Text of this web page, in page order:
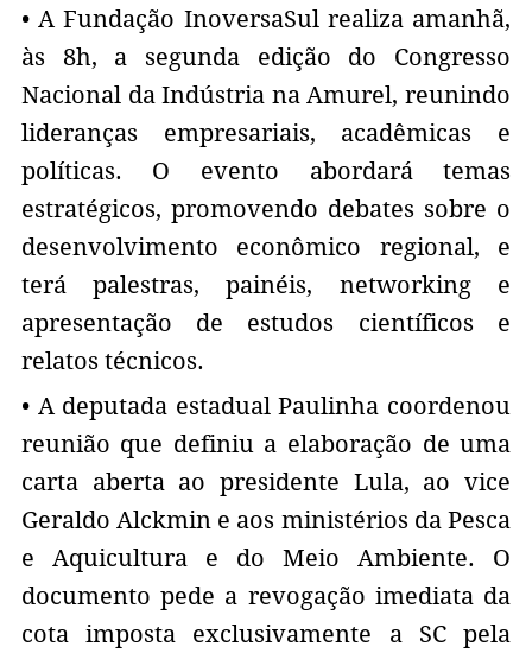
• A Fundação InoversaSul realiza amanhã,
às 8h, a segunda edição do Congresso
Nacional da Indústria na Amurel, reunindo
lideranças empresariais, acadêmicas e
políticas. O evento abordará temas
estratégicos, promovendo debates sobre o
desenvolvimento econômico regional, e
terá palestras, painéis, networking e
apresentação de estudos científicos e
relatos técnicos.
• A deputada estadual Paulinha coordenou
reunião que definiu a elaboração de uma
carta aberta ao presidente Lula, ao vice
Geraldo Alckmin e aos ministérios da Pesca
e Aquicultura e do Meio Ambiente. O
documento pede a revogação imediata da
cota imposta exclusivamente a SC pela